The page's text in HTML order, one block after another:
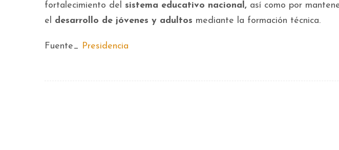
fortalecimiento del sistema educativo nacional, así como por
el desarrollo de jóvenes y adultos mediante la formación técnica.
Fuente_ Presidencia